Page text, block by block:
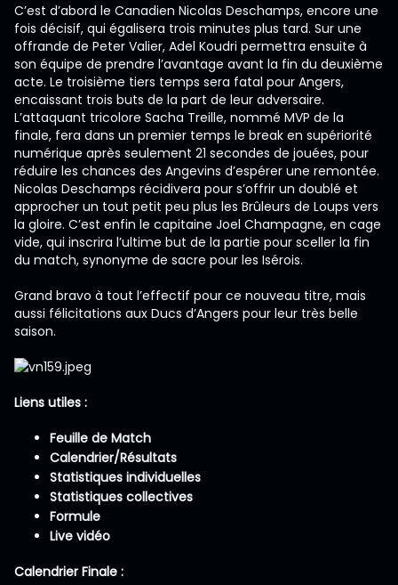
C’est d’abord le Canadien Nicolas Deschamps, encore une
fois décisif, qui égalisera trois minutes plus tard. Sur une
offrande de Peter Valier, Adel Koudri permettra ensuite à
son équipe de prendre l’avantage avant la fin du deuxième
acte. Le troisième tiers temps sera fatal pour Angers,
encaissant trois buts de la part de leur adversaire.
L’attaquant tricolore Sacha Treille, nommé MVP de la
finale, fera dans un premier temps le break en supériorité
numérique après seulement 21 secondes de jouées, pour
réduire les chances des Angevins d’espérer une remontée.
Nicolas Deschamps récidivera pour s’offrir un doublé et
approcher un tout petit peu plus les Brûleurs de Loups vers
la gloire. C’est enfin le capitaine Joel Champagne, en cage
vide, qui inscrira l’ultime but de la partie pour sceller la fin
du match, synonyme de sacre pour les Isérois.
Grand bravo à tout l’effectif pour ce nouveau titre, mais
aussi félicitations aux Ducs d’Angers pour leur très belle
saison.
Liens utiles :
Feuille de Match
Calendrier/Résultats
Statistiques individuelles
Statistiques collectives
Formule
Live vidéo
Calendrier Finale :